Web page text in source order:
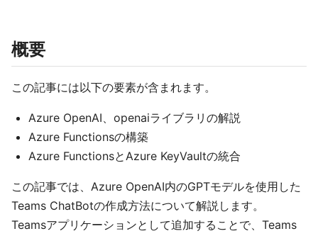
概要
この記事には以下の要素が含まれます。
Azure OpenAI、openaiライブラリの解説
Azure Functionsの構築
Azure FunctionsとAzure KeyVaultの統合
この記事では、Azure OpenAI内のGPTモデルを使用した
Teams ChatBotの作成方法について解説します。
Teamsアプリケーションとして追加することで、Teams